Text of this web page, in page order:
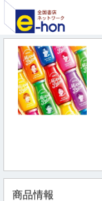
商品情報